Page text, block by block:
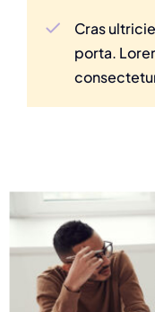
Cras
porta.